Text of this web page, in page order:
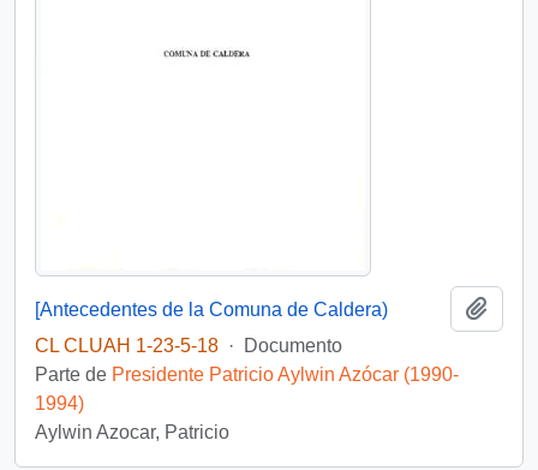
[Antecedentes de la Comuna de Caldera)
CL CLUAH 1-23-5-18 ·
Documento
Parte de Presidente Patricio Aylwin Azócar (1990-
1994)
Aylwin Azocar, Patricio